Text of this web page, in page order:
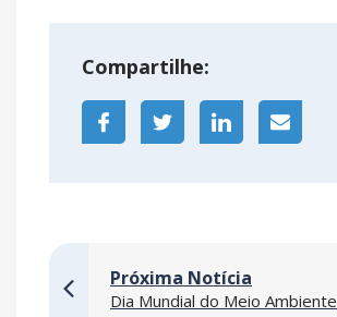
Compartilhe:
Próxima Notícia
Dia Mundial do Meio Ambiente